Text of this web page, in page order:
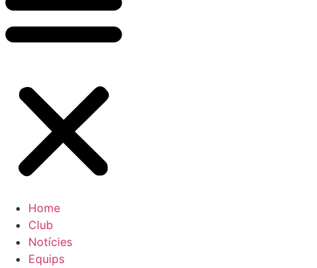
Home
Club
Notícies
Equips